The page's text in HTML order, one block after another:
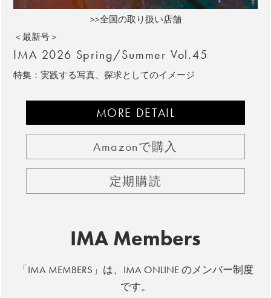
>>全国の取り扱い店舗
＜最新号＞
IMA 2026 Spring/Summer Vol.45
特集：実践する写真、探求としてのイメージ
MORE DETAIL
Amazonで購入
定期購読
IMA Members
「IMA MEMBERS」は、IMA ONLINE のメンバー制度
です。